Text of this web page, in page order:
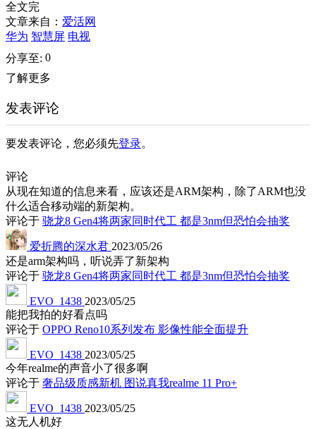
全文完
文章来自： 爱活网
华为 智慧屏 电视
分享至: 0
了解更多
发表评论
要发表评论，您必须先登录。
评论
从现在知道的信息来看，应该还是ARM架构，除了ARM也没
什么适合移动端的新架构。
评论于 骁龙8 Gen4将两家同时代工 都是3nm但恐怕会抽奖
爱折腾的深水君 2023/05/26
还是arm架构吗，听说弄了新架构
评论于 骁龙8 Gen4将两家同时代工 都是3nm但恐怕会抽奖
EVO_1438 2023/05/25
能把我拍的好看点吗
评论于 OPPO Reno10系列发布 影像性能全面提升
EVO_1438 2023/05/25
今年realme的声音小了很多啊
评论于 奢品级质感新机 图说真我realme 11 Pro+
EVO_1438 2023/05/25
这无人机好